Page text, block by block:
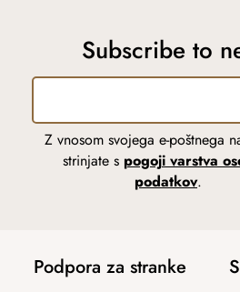
Subscribe to
Z vnosom svojega e-poštnega
strinjate s pogoji varstva
podatkov.
Podpora za stranke